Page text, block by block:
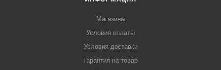
Магазины
Условия оплаты
Условия доставки
Гарантия на товар